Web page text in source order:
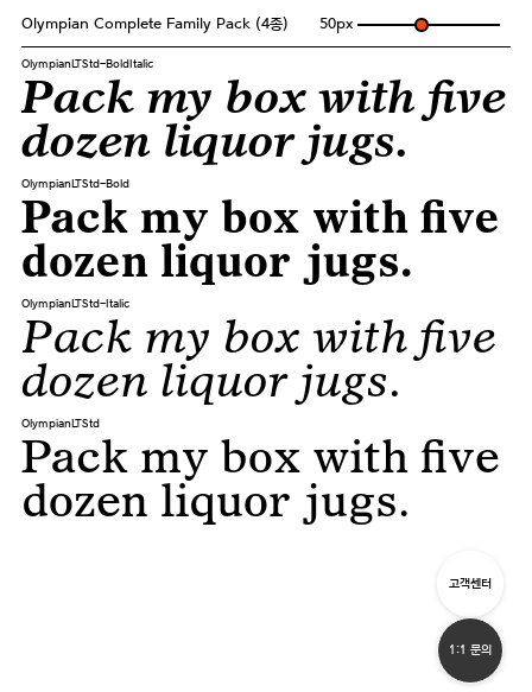
Olympian Complete Family Pack (4종) 50px
OlympianLTStd-BoldItalic
Pack my box with five
dozen liquor jugs.
OlympianLTStd-Bold
Pack my box with five
dozen liquor jugs.
OlympianLTStd-Italic
Pack my box with five
dozen liquor jugs.
OlympianLTStd
Pack my box with five
dozen liquor jugs.
고객센터
1:1 문의